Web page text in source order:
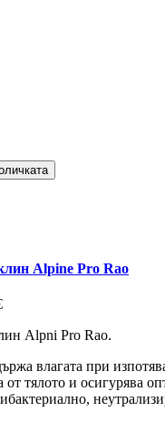
Alpine Pro Rao
Alpni Pro Rao.
влагата при
от тялото и осигурява